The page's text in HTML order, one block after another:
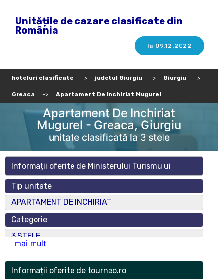
Unitățile de cazare clasificate din
România
la 09.12.2022
hoteluri clasificate -> judetul Giurgiu -> Giurgiu ->
Greaca -> Apartament De Inchiriat Mugurel
Apartament De Inchiriat
Mugurel - Greaca, Giurgiu
unitate clasificată la 3 stele
Informații oferite de Ministerului Turismului
Tip unitate
APARTAMENT DE INCHIRIAT
Categorie
3 STELE
4
mai mult
Informații oferite de tourneo.ro